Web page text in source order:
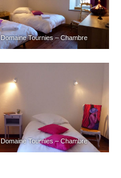
Domaine Tournies – Chambre
Domaine Tournies – Chambre